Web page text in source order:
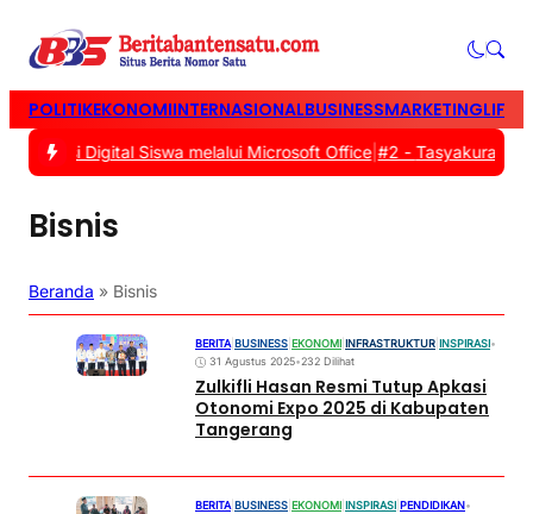
POLITIKEKONOMIINTERNASIONALBUSINESSMARKETING
Digital Siswa melalui Microsoft Office|#2 - Tasyakuran
Bisnis
Beranda » Bisnis
BERITA BUSINESS EKONOMI INFRASTRUKTUR INSPIRASI•
31 Agustus 2025•232 Dilihat
Zulkifli Hasan Resmi Tutup Apkasi
Otonomi Expo 2025 di Kabupaten
Tangerang
BERITA BUSINESS EKONOMI INSPIRASI PENDIDIKAN•